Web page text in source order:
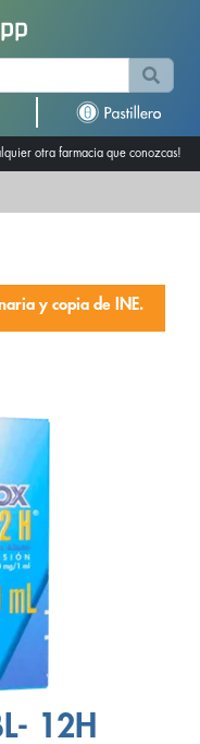
otra farmacia que conozcas!
y copia de INE.
12H